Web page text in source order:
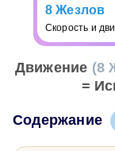
8 Жезлов
Скорость и
Движение (8
=
Содержание